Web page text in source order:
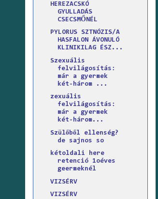
HEREZACSKÓ
GYULLADÁS
CSECSMŐNÉL
PYLORUS SZTNÓZIS/A
HASFALON ÁVONULÓ
KLINIKILAG ÉSZ...
Szexuális
felvilágosítás:
már a gyermek
két-három ...
zexuális
felvilágosítás:
már a gyermek
két-három...
Szülőből ellenség?
de sajnos so
kétoldali here
retenció 1oéves
geermeknél
VIZSÉRV
VIZSÉRV